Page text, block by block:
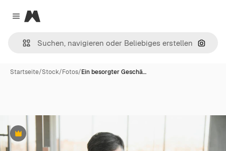
Close menu
Magnific
Nach
Startseite/Stock/Fotos/Ein besorgter Geschä…
Premium